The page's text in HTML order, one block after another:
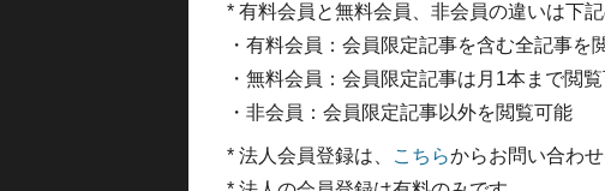
* 有料会員と無料会員、非会員の違いは下記
・有料会員：会員限定記事を含む全記事を
・無料会員：会員限定記事は月1本まで閲
・非会員：会員限定記事以外を閲覧可能
* 法人会員登録は、 こちらからお問い合わせ